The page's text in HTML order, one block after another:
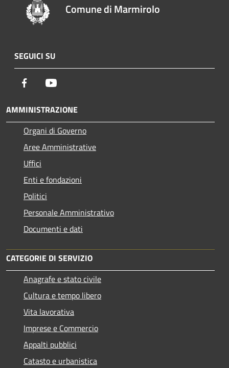
Comune di Marmirolo
SEGUICI SU
Facebook
AMMINISTRAZIONE
Organi di Governo
Aree Amministrative
Uffici
Enti e fondazioni
Politici
Personale Amministrativo
Documenti e dati
CATEGORIE DI SERVIZIO
Anagrafe e stato civile
Cultura e tempo libero
Vita lavorativa
Imprese e Commercio
Appalti pubblici
Catasto e urbanistica